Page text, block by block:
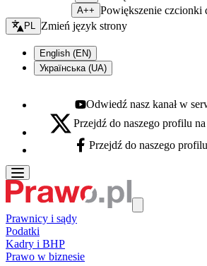
A++ Powiększenie czcionki
Zmień język - bieżący:
PL Zmień język strony
English (EN)
Українська (UA)
Youtube - otwiera się w nowej karcie
Odwiedź nasz kanał w
X - otwiera się w nowej karcie
Przejdź do naszego profilu
Facebook - otwiera się w nowej karcie
Przejdź do naszego
Prawnicy i sądy
Podatki
Kadry i BHP
Prawo w biznesie